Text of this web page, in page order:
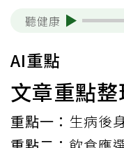
聽健康
AI重點
文章重點整
重點一： 生病後